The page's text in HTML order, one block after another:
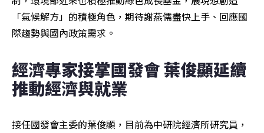
「氣候解方」的積極角色，期待謝燕儒盡快上手、回應國
際趨勢與國內政策需求。
經濟專家接掌國發會 葉俊顯延續
推動經濟與就業
接任國發會主委的葉俊顯，目前為中研院經濟所研究員，